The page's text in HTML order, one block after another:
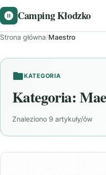
Camping Kłodzko
Strona główna/Maestro
KATEGORIA
Kategoria:
Znaleziono 9 artykuły/ów